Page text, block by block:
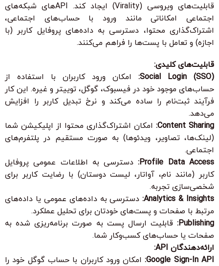
قابلیت‌های ویروسی (Virality) ایجاد کند. APIهای شبکه‌های
اجتماعی امکاناتی مانند ورود با حساب‌های اجتماعی،
اشتراک‌گذاری محتوا، دسترسی به داده‌های پروفایل کاربر (با
اجازه) و تعامل با پست‌ها را فراهم می‌کنند.
قابلیت‌های کلیدی:
Social Login (SSO):
امکان ورود کاربران با استفاده از
حساب‌های موجود خود در فیسبوک، گوگل، توییتر و غیره. این کار
فرآیند ثبت‌نام را ساده می‌کند و نرخ تبدیل کاربر را افزایش
می‌دهد.
Content Sharing: امکان اشتراک‌گذاری محتوا از اپلیکیشن شما
(لینک‌ها، تصاویر، ویدئوها) به صورت مستقیم در پلتفرم‌های
اجتماعی.
Profile Data Access:دسترسی به اطلاعات عمومی پروفایل
کاربر (مانند نام، آواتار، لیست دوستان) با رضایت کاربر برای
شخصی‌سازی تجربه.
Analytics & Insights:دسترسی به داده‌های عمومی یا داده‌های
مرتبط با صفحات و پست‌های خودتان برای تحلیل عملکرد.
Publishing: قابلیت ارسال پست به صورت برنامه‌ریزی شده به
صفحات یا حساب‌های کسب‌وکار شما.
ارائه‌دهندگان API:
Google Sign-In API:امکان ورود کاربران با حساب گوگل خود را